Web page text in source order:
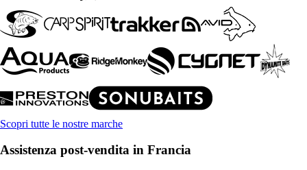
Scopri tutte le nostre marche
Assistenza post-vendita in Francia